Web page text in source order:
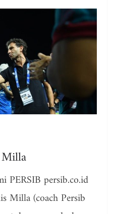
PERSIB persib.co.id
Milla (coach Persib